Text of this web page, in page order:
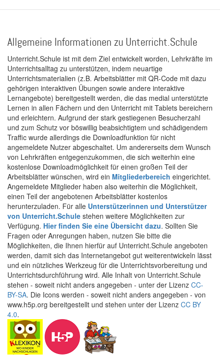
Allgemeine Informationen zu Unterricht.Schule
Unterricht.Schule ist mit dem Ziel entwickelt worden, Lehrkräfte im
Unterrichtsalltag zu unterstützen, indem neuartige
Unterrichtsmaterialien (z.B. Arbeitsblätter mit QR-Code mit dazu
gehörigen interaktiven Übungen sowie andere interaktive
Lernangebote) bereitgestellt werden, die das medial unterstützte
Lernen in allen Fächern und den Unterricht mit Tablets bereichern
und erleichtern. Aufgrund der stark gestiegenen Besucherzahl
und zum Schutz vor böswillig beabsichtigtem und schädigendem
Traffic wurde allerdings die Downloadfunktion für nicht
angemeldete Nutzer abgeschaltet. Um andererseits dem Wunsch
von Lehrkräften entgegenzukommen, die sich weiterhin eine
kostenlose Downloadmöglichkeit für einen großen Teil der
Arbeitsblätter wünschen, wird ein Mitgliederbereich eingerichtet.
Angemeldete Mitglieder haben also weiterhin die Möglichkeit,
einen Teil der angebotenen Arbeitsblätter kostenlos
herunterzuladen. Für alle Unterstützerinnen und Unterstützer
von Unterricht.Schule stehen weitere Möglichkeiten zur
Verfügung. Hier finden Sie eine Übersicht dazu. Sollten Sie
Fragen oder Anregungen haben, nutzen Sie bitte die
Möglichkeiten, die Ihnen hierfür auf Unterricht.Schule angeboten
werden, damit sich das Internetangebot gut weiterentwickeln lässt
und ein nützliches Werkzeug für die Unterrichtsvorbereitung und
Unterrichtsdurchführung wird. Alle Inhalt von Unterricht.Schule
stehen - soweit nicht anders angegeben - unter der Lizenz CC-
BY-SA. Die Icons werden - soweit nicht anders angegeben - von
www.h5p.org bereitgestellt und stehen unter der Lizenz CC BY
4.0.